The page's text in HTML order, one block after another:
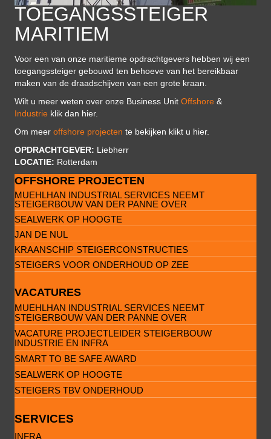
TOEGANGSSTEIGER
MARITIEM
Voor een van onze maritieme opdrachtgevers hebben wij een
toegangssteiger gebouwd ten behoeve van het bereikbaar
maken van de draadschijven van een grote kraan.
Wilt u meer weten over onze Business Unit Offshore &
Industrie klik dan hier.
Om meer offshore projecten te bekijken klikt u hier.
OPDRACHTGEVER: Liebherr
LOCATIE: Rotterdam
OFFSHORE PROJECTEN
MUEHLHAN INDUSTRIAL SERVICES NEEMT
STEIGERBOUW VAN DER PANNE OVER
SEALWERK OP HOOGTE
JAN DE NUL
KRAANSCHIP STEIGERCONSTRUCTIES
STEIGERS VOOR ONDERHOUD OP ZEE
VACATURES
MUEHLHAN INDUSTRIAL SERVICES NEEMT
STEIGERBOUW VAN DER PANNE OVER
VACATURE PROJECTLEIDER STEIGERBOUW
INDUSTRIE EN INFRA
SMART TO BE SAFE AWARD
SEALWERK OP HOOGTE
STEIGERS TBV ONDERHOUD
SERVICES
INFRA